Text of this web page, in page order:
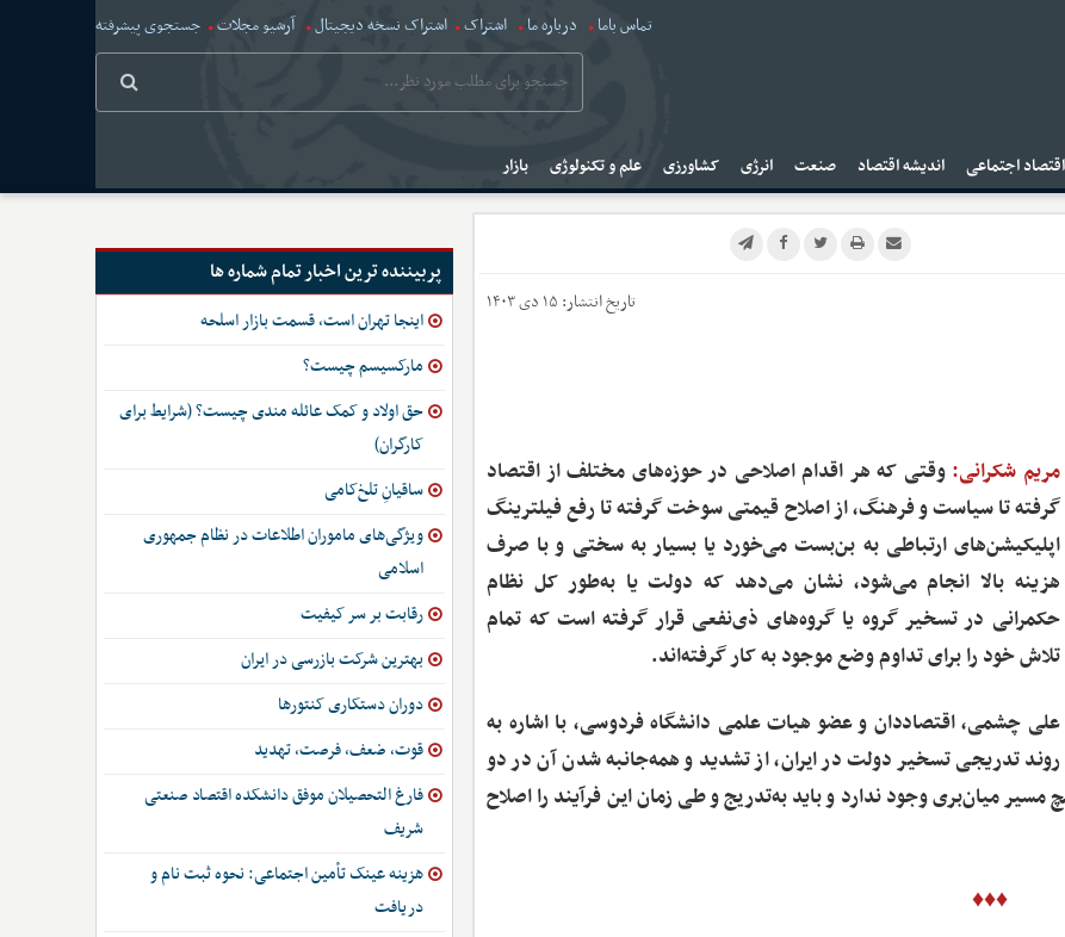
تماس باما درباره ما اشتراک اشتراک نسخه دیجیتال آرشیو مجلات جستجوی پیشرفته
اقتصاد اجتماعی اندیشه اقتصاد صنعت انرژی کشاورزی علم و تکنولوژی بازار
تاریخ انتشار: ۱۵ دی ۱۴۰۳
مریم شکرانی: وقتی که هر اقدام اصلاحی در حوزه‌های مختلف از اقتصاد
گرفته تا سیاست و فرهنگ، از اصلاح قیمتی سوخت گرفته تا رفع فیلترینگ
اپلیکیشن‌های ارتباطی به بن‌بست می‌خورد یا بسیار به سختی و با صرف
هزینه بالا انجام می‌شود، نشان می‌دهد که دولت یا به‌طور کل نظام
حکمرانی در تسخیر گروه یا گروه‌های ذی‌نفعی قرار گرفته است که تمام
تلاش خود را برای تداوم وضع موجود به کار گرفته‌اند.
علی چشمی، اقتصاددان و عضو هیات علمی دانشگاه فردوسی، با اشاره به
روند تدریجی تسخیر دولت در ایران، از تشدید و همه‌جانبه شدن آن در دو
میان‌بری وجود ندارد و باید به‌تدریج و طی زمان این فرآیند را اصلاح
♦♦♦
پربیننده ترین اخبار تمام شماره ها
اینجا تهران است، قسمت بازار اسلحه
مارکسیسم چیست؟
حق اولاد و کمک عائله مندی چیست؟ (شرایط برای
کارگران)
ساقیانِ تلخ‌کامی
ویژگی‌های ماموران اطلاعات در نظام جمهوری
اسلامی
رقابت بر سر کیفیت
بهترین شرکت بازرسی در ایران
دوران دستکاری کنتورها
قوت، ضعف، فرصت، تهدید
فارغ التحصیلان موفق دانشکده اقتصاد صنعتی
شریف
هزینه عینک تأمین اجتماعی: نحوه ثبت نام و
دریافت